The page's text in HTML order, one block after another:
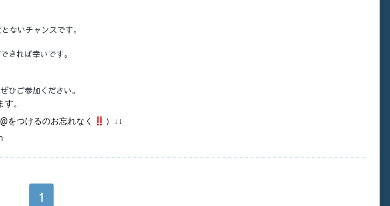
ないチャンスです。
きれば幸いです。
ひご参加ください。
す。
をつけるのお忘れなく
︎）↓↓
1